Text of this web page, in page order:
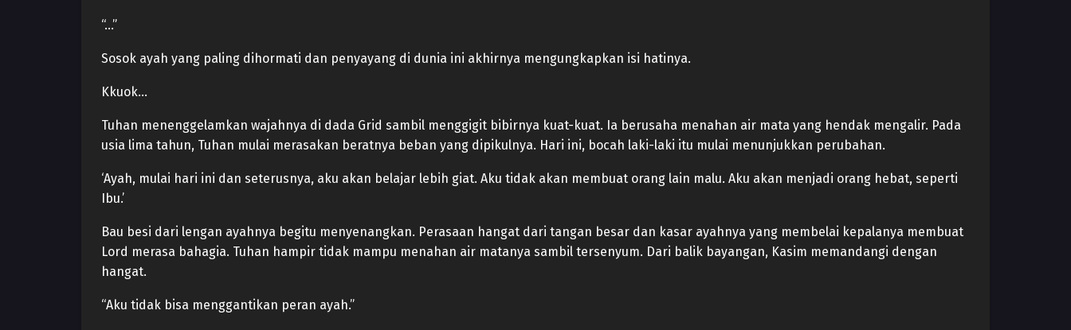
“…”
Sosok ayah yang paling dihormati dan penyayang di dunia ini akhirnya mengungkapkan isi hatinya.
Kkuok…
Tuhan menenggelamkan wajahnya di dada Grid sambil menggigit bibirnya kuat-kuat. Ia berusaha menahan air mata yang hendak mengalir. Pada
usia lima tahun, Tuhan mulai merasakan beratnya beban yang dipikulnya. Hari ini, bocah laki-laki itu mulai menunjukkan perubahan.
‘Ayah, mulai hari ini dan seterusnya, aku akan belajar lebih giat. Aku tidak akan membuat orang lain malu. Aku akan menjadi orang hebat, seperti
Ibu.’
Bau besi dari lengan ayahnya begitu menyenangkan. Perasaan hangat dari tangan besar dan kasar ayahnya yang membelai kepalanya membuat
Lord merasa bahagia. Tuhan hampir tidak mampu menahan air matanya sambil tersenyum. Dari balik bayangan, Kasim memandangi dengan
hangat.
“Aku tidak bisa menggantikan peran ayah.”